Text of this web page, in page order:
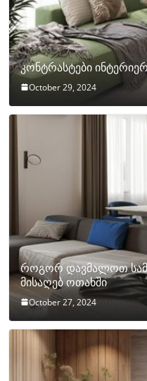
კონტრასტები
October 29, 2024
როგორ დავმალოთ
მისაღებ ოთახში
October 27, 2024